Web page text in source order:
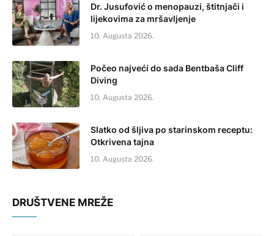
Dr. Jusufović o menopauzi, štitnjači i
lijekovima za mršavljenje
10. Augusta 2026.
Počeo najveći do sada Bentbaša Cliff
Diving
10. Augusta 2026.
Slatko od šljiva po starinskom receptu:
Otkrivena tajna
10. Augusta 2026.
DRUŠTVENE MREŽE